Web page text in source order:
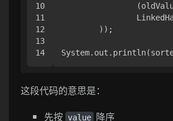
10
11
12
13
        ));
这段代码的意思是：
先按 value 降序